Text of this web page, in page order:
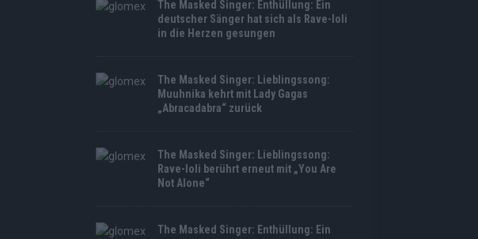
The Masked Singer: Enthüllung: Ein
deutscher Sänger hat sich als Rave-Ioli
in die Herzen gesungen
The Masked Singer: Lieblingssong:
Muuhnika kehrt mit Lady Gagas
„Abracadabra“ zurück
The Masked Singer: Lieblingssong:
Rave-Ioli berührt erneut mit „You Are
Not Alone“
The Masked Singer: Enthüllung: Ein